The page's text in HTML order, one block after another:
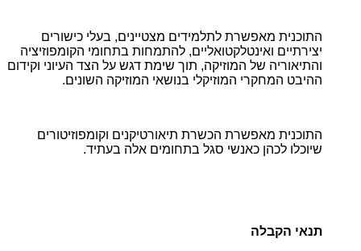
התוכנית מאפשרת לתלמידים מצטיינים, בעלי כישורים
יצירתיים ואינטלקטואליים, להתמחות בתחומי הקומפוזיציה
והתיאוריה של המוזיקה, תוך שימת דגש על הצד העיוני וקידום
ההיבט המחקרי המוזיקלי בנושאי המוזיקה השונים.
התוכנית מאפשרת הכשרת תיאורטיקנים וקומפוזיטורים
שיוכלו לכהן כאנשי סגל בתחומים אלה בעתיד.
תנאי הקבלה